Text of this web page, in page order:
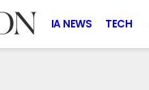
IA NEWS TECH